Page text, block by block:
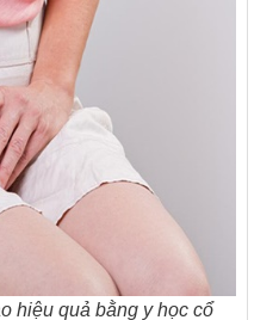
hiệu quả bằng y học cổ